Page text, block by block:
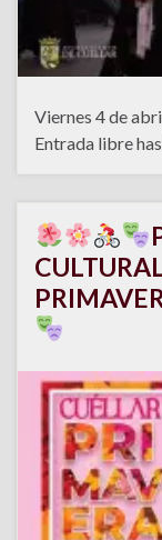
Viernes 4 de
Entrada libre